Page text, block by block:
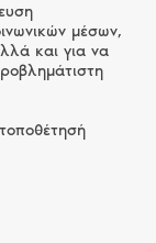
μέσων,
και για να